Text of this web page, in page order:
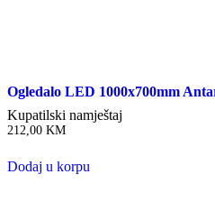
Ogledalo LED 1000x700mm
Kupatilski namještaj
212,00 KM
Dodaj u korpu